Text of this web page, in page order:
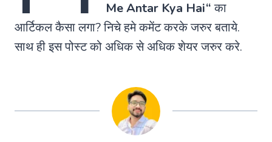
Me Antar Kya Hai“का
आर्टिकल कैसा लगा? निचे हमे कमेंट करके जरुर बताये.
साथ ही इस पोस्ट को अधिक से अधिक शेयर जरुर करे.